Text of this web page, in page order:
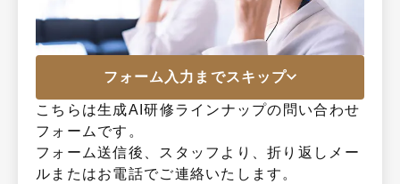
フォーム入力までスキップ
こちらは生成AI研修ラインナップの問い合わせ
フォームです。
フォーム送信後、スタッフより、折り返しメー
ルまたはお電話でご連絡いたします。